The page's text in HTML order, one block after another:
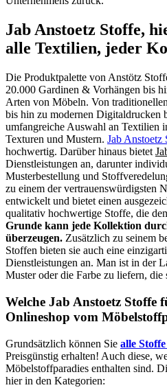
Jab Anstoetz Stoffe,
alle Textilien, jeder
Die Produktpalette von Anstötz
20.000 Gardinen & Vorhängen bis
Arten von Möbeln. Von
bis hin zu modernen Digitaldrucken
umfangreiche Auswahl an Textilien
Texturen und Mustern. Jab Anstoetz
hochwertig. Darüber hinaus bietet
Dienstleistungen an, darunter
Musterbestellung und
zu einem der vertrauenswürdigsten
entwickelt und bietet einen
qualitativ hochwertige Stoffe, die
Grunde kann jede Kollektion
überzeugen. Zusätzlich zu seinem
Stoffen bieten sie auch eine
Dienstleistungen an. Man ist in der
Muster oder die Farbe zu liefern,
Welche Jab Anstoetz Stoffe
Onlineshop vom
Grundsätzlich können Sie alle
Preisgünstig erhalten! Auch diese,
Möbelstoffparadies enthalten sind.
hier in den Kategorien: